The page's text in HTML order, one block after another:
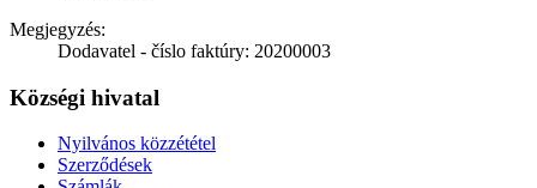
Megjegyzés:
Dodavatel - číslo faktúry: 20200003
Községi hivatal
Nyilvános közzététel
Szerződések